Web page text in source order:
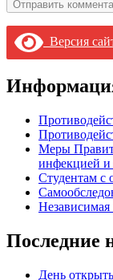
Версия
Меры
инфекцией и
Студентам с
Независимая
Последние
День